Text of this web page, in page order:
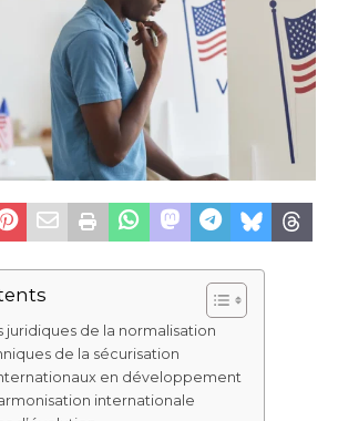
juridiques de la normalisation
de la sécurisation
en développement
internationale